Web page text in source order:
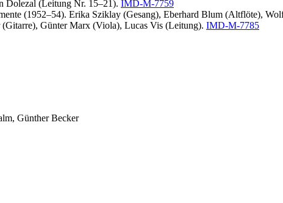
Dolezal (Leitung Nr. 15–21). IMD-M-7759
(1952–54). Erika Sziklay (Gesang), Eberhard Blum (Altflöte),
Günter Marx (Viola), Lucas Vis (Leitung). IMD-M-7785
Günther Becker